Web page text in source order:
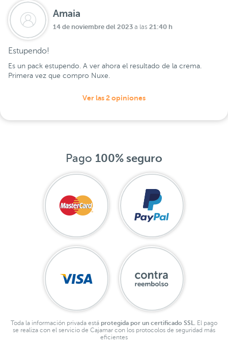
Amaia
14 de noviembre del 2023 a las 21:40 h
Estupendo!
Es un pack estupendo. A ver ahora el resultado de la crema.
Primera vez que compro Nuxe.
Ver las 2 opiniones
Pago 100% seguro
Toda la información privada está protegida por un certificado SSL. El pago
se realiza con el servicio de Cajamar con los protocolos de seguridad más
eficientes